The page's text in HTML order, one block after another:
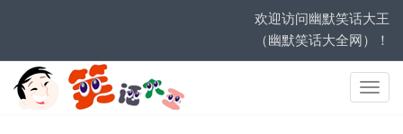
欢迎访问幽默笑话大王
（幽默笑话大全网）！
网